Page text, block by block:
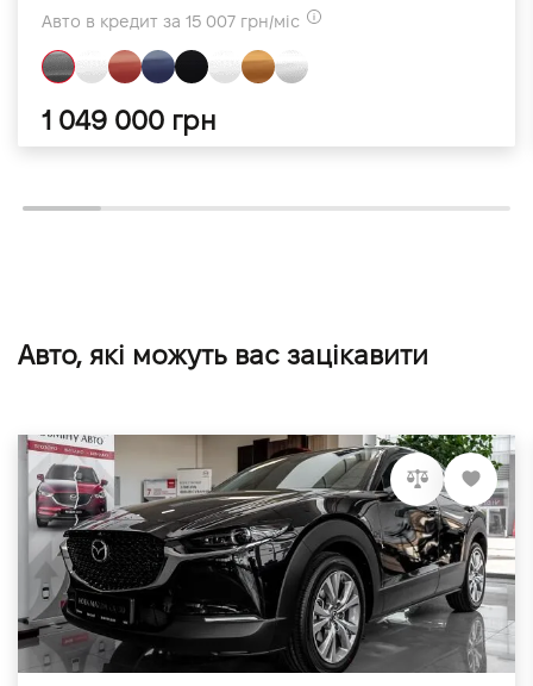
Авто в кредит за 15 007 грн/міс
1 049 000 грн
Авто, які можуть вас зацікавити